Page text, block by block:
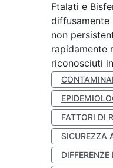
Ftalati e
non
rapidamente
riconosciuti
FATTORI DI
SICUREZZA
DIFFERENZE